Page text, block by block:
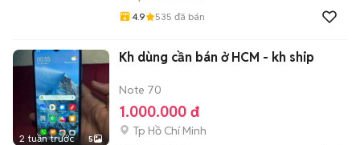
4.9 535 đã bán
2 tuần trước 5
Kh dùng cần bán ở HCM - kh ship
Note 70
1.000.000 đ
Tp Hồ Chí Minh